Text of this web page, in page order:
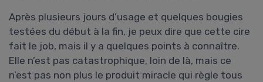
Après plusieurs jours d’usage et quelques bougies
testées du début à la fin, je peux dire que cette cire
fait le job, mais il y a quelques points à connaître.
Elle n’est pas catastrophique, loin de là, mais ce
n’est pas non plus le produit miracle qui règle tous